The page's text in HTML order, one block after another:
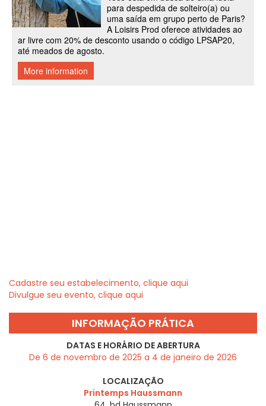
Cadastre seu estabelecimento, clique aqui
Divulgue seu evento, clique aqui
INFORMAÇÃO PRÁTICA
DATAS E HORÁRIO DE ABERTURA
De 6 de novembro de 2025 a 4 de janeiro de 2026
LOCALIZAÇÃO
Printemps Haussmann